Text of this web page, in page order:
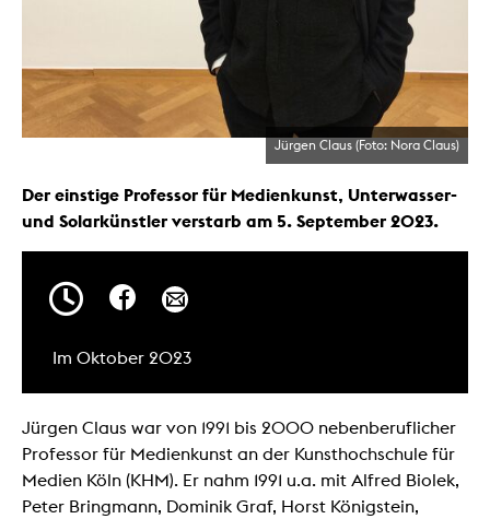
Jürgen Claus (Foto: Nora Claus)
Der einstige Professor für Medienkunst, Unterwasser-
und Solarkünstler verstarb am 5. September 2023.
Im Oktober 2023
Jürgen Claus war von 1991 bis 2000 nebenberuflicher
Professor für Medienkunst an der Kunsthochschule für
Medien Köln (KHM). Er nahm 1991 u.a. mit Alfred Biolek,
Peter Bringmann, Dominik Graf, Horst Königstein,